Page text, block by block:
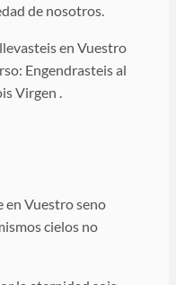
de nosotros.
en Vuestro
Engendrasteis al
Virgen .
en Vuestro seno
cielos no